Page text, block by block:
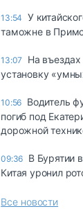
13:54
У
таможне в
13:07
Ha
ycтaнoвкy
10:56 Водитель
погиб под
дорожной
09:36 В Бурятии
Китая уронил
Все новости